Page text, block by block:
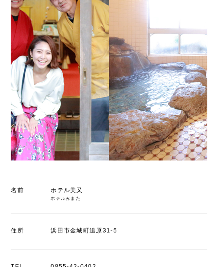
名前 ホテル美又
ホテルみまた
住所 浜田市金城町追原31-5